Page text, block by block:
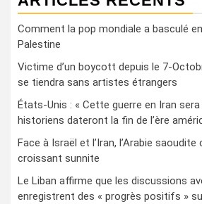
Comment la pop mondiale a basculé
Palestine
Victime d’un boycott depuis le 7-
se tiendra sans artistes étrangers
États-Unis : « Cette guerre en Iran
historiens dateront la fin de l’ère
Face à Israël et l’Iran, l’Arabie saoudite
croissant sunnite
Le Liban affirme que les discussions
enregistrent des « progrès positifs »